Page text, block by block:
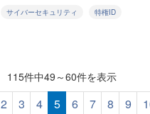
サイバーセキュリティ 特権ID
115件中49～60件を表示
2 3 4 5 6 7 8 9